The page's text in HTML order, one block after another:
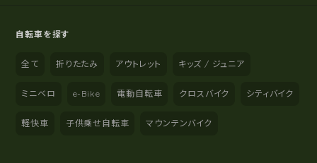
自転車を探す
全て 折りたたみ アウトレット キッズ / ジュニア
ミニベロ e-Bike 電動自転車 クロスバイク シティバイク
軽快車 子供乗せ自転車 マウンテンバイク